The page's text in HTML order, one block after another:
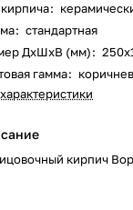
:
: стандартная
ДхШхВ (мм):
гамма:
кирпич